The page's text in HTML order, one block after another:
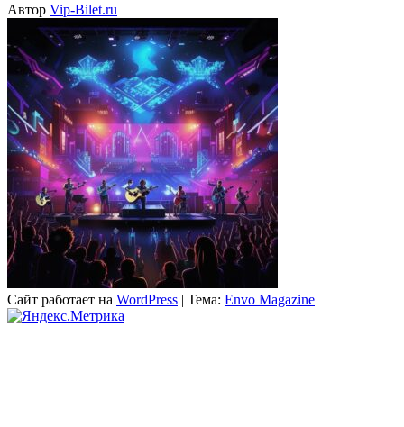
Автор Vip-Bilet.ru
Сайт работает на WordPress | Тема: Envo Magazine